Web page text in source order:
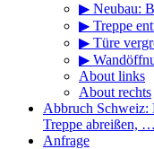
▶ Neubau:
▶ Treppe
▶ Türe
▶
About links
About rechts
Abbruch Schweiz:
Treppe abreißen, …
Anfrage